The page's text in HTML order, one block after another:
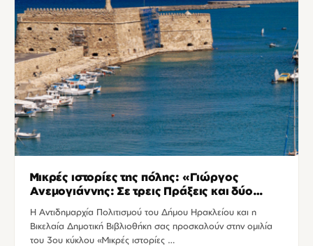
Μικρές ιστορίες της πόλης: «Γιώργος
Ανεμογιάννης: Σε τρεις Πράξεις και δύο
Ιντερμέδια»
Η Αντιδημαρχία Πολιτισμού του Δήμου Ηρακλείου και η
Βικελαία Δημοτική Βιβλιοθήκη σας προσκαλούν στην ομιλία
του 3ου κύκλου «Μικρές ιστορίες …